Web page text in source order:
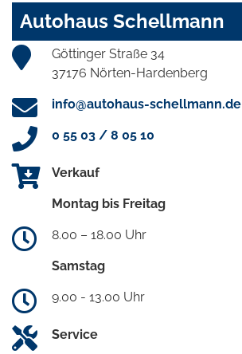
Autohaus Schellmann
Göttinger Straße 34
37176 Nörten-Hardenberg
info@autohaus-schellmann.de
0 55 03 / 8 05 10
Verkauf
Montag bis Freitag
8.00 – 18.00 Uhr
Samstag
9.00 - 13.00 Uhr
Service